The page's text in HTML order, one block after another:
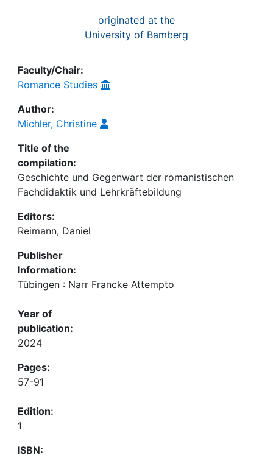
originated at the
University of Bamberg
Faculty/Chair:
Romance Studies
Author:
Michler, Christine
Title of the
compilation:
Geschichte und Gegenwart der romanistischen
Fachdidaktik und Lehrkräftebildung
Editors:
Reimann, Daniel
Publisher
Information:
Tübingen : Narr Francke Attempto
Year of
publication:
2024
Pages:
57-91
Edition:
1
ISBN: